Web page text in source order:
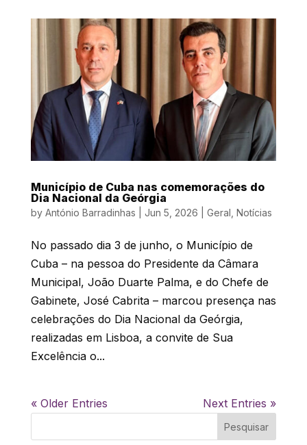
Município de Cuba nas comemorações do
Dia Nacional da Geórgia
by António Barradinhas Jun 5, 2026 Geral, Notícias
No passado dia 3 de junho, o Município de
Cuba – na pessoa do Presidente da Câmara
Municipal, João Duarte Palma, e do Chefe de
Gabinete, José Cabrita – marcou presença nas
celebrações do Dia Nacional da Geórgia,
realizadas em Lisboa, a convite de Sua
Excelência o...
« Older Entries Next Entries »
Pesquisar